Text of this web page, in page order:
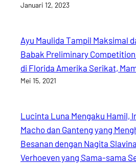
Januari 12, 2023
Ayu Maulida Tampil Maksimal
Babak Preliminary Competition
di Florida Amerika Serikat,
Mei 15, 2021
Lucinta Luna Mengaku Hamil,
Macho dan Ganteng yang
Besanan dengan Nagita
Verhoeven yang Sama-sama